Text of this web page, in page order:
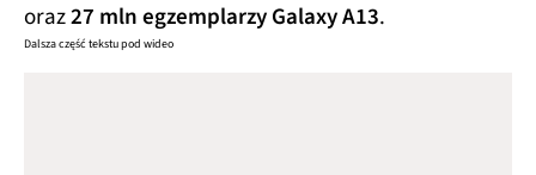
oraz27 mln egzemplarzy Galaxy A13.
Dalsza część tekstu pod wideo